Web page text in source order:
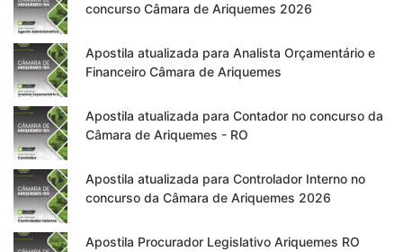
concurso Câmara de Ariquemes 2026
Apostila atualizada para Analista Orçamentário e
Financeiro Câmara de Ariquemes
Apostila atualizada para Contador no concurso da
Câmara de Ariquemes - RO
Apostila atualizada para Controlador Interno no
concurso da Câmara de Ariquemes 2026
Apostila Procurador Legislativo Ariquemes RO